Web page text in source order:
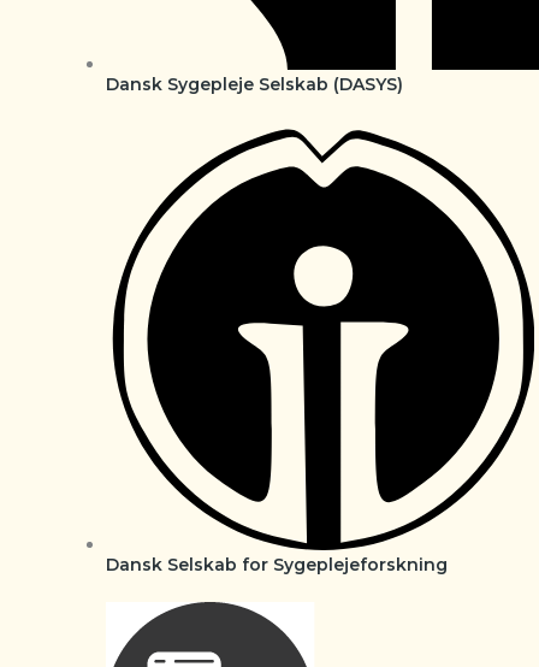
Dansk Sygepleje Selskab (DASYS)
Dansk Selskab for Sygeplejeforskning